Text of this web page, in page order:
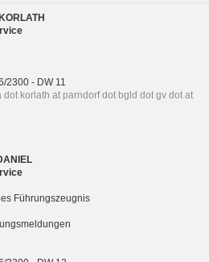
2300 - DW 11
dot korlath at parndorf dot bgld dot gv dot at
Führungszeugnis